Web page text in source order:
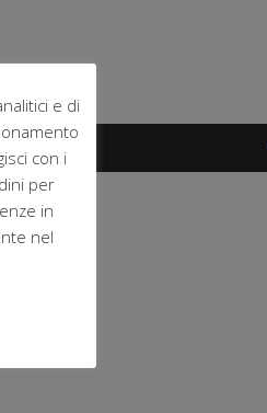
e di
con i
per
in
nel